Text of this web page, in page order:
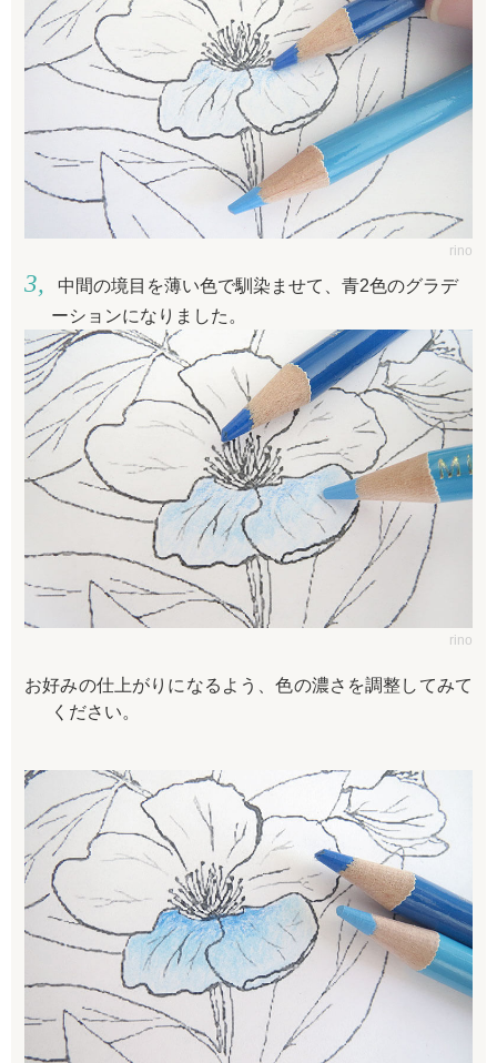
rino
中間の境目を薄い色で馴染ませて、青2色のグラデ
ーションになりました。
rino
お好みの仕上がりになるよう、色の濃さを調整してみて
ください。